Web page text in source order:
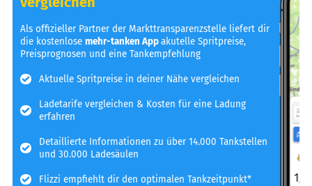
Als offizieller Partner der Markttransparenzstelle liefert dir
die kostenlosemehr-tanken Appakutelle Spritpreise,
Preisprognosen und eine Tankempfehlung
Aktuelle Spritpreise in deiner Nähe vergleichen
Ladetarife vergleichen & Kosten für eine Ladung
erfahren
Detaillierte Informationen zu über 14.000 Tankstellen
und 30.000 Ladesäulen
Flizzi empfiehlt dir den optimalen Tankzeitpunkt*